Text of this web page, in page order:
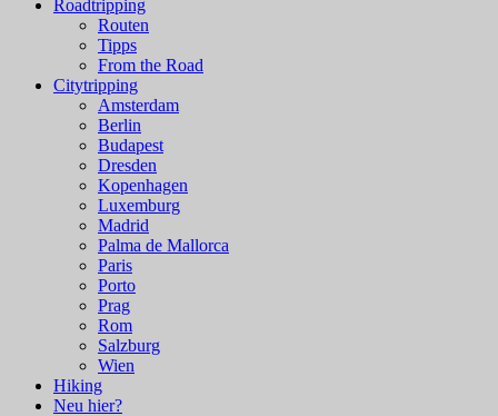
Roadtripping
Routen
Tipps
From the Road
Citytripping
Amsterdam
Berlin
Budapest
Dresden
Kopenhagen
Luxemburg
Madrid
Palma de Mallorca
Paris
Porto
Prag
Rom
Salzburg
Wien
Hiking
Neu hier?